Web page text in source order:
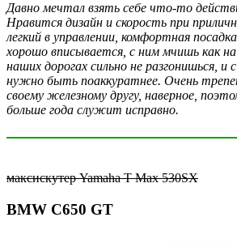
Давно мечтал взять себе что-то
Нравится дизайн и скорость при
легкий в управлении, комфортная
хорошо вписывается, с ним мчишь как
наших дорогах сильно не разгонишься,
нужно быть поаккуратнее. Очень
своему железному другу, наверное,
больше года служит исправно.
максискутер Yamaha T Max 530SX
BMW C650 GT